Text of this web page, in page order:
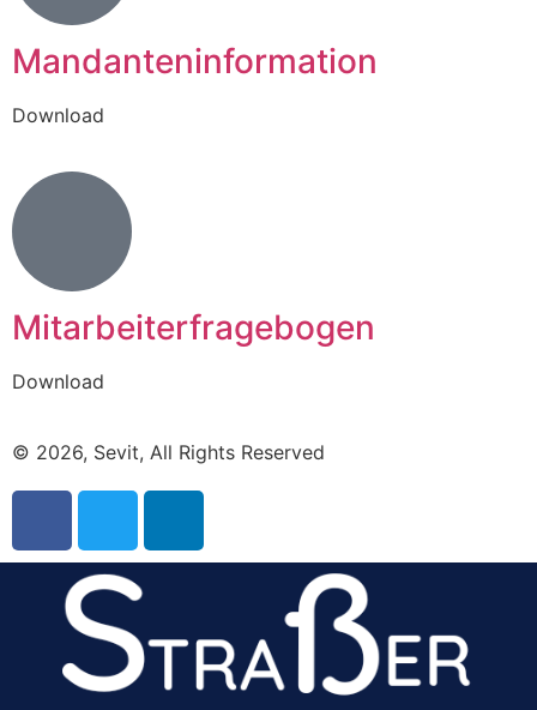
Mandanteninformation
Download
Mitarbeiterfragebogen
Download
© 2026, Sevit, All Rights Reserved